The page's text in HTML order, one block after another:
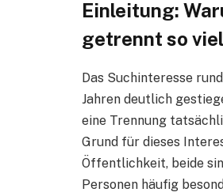
Einleitung:
getrennt so
Das Suchinteresse
Jahren deutlich
eine Trennung
Grund für dieses
Öffentlichkeit, beide
Personen häufig